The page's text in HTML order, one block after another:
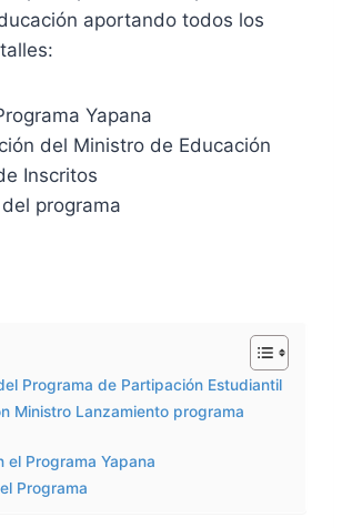
aportando todos los
Yapana
del Ministro de Educación
Inscritos
programa
Programa de Partipación Estudiantil
Ministro Lanzamiento programa
el Programa Yapana
Programa